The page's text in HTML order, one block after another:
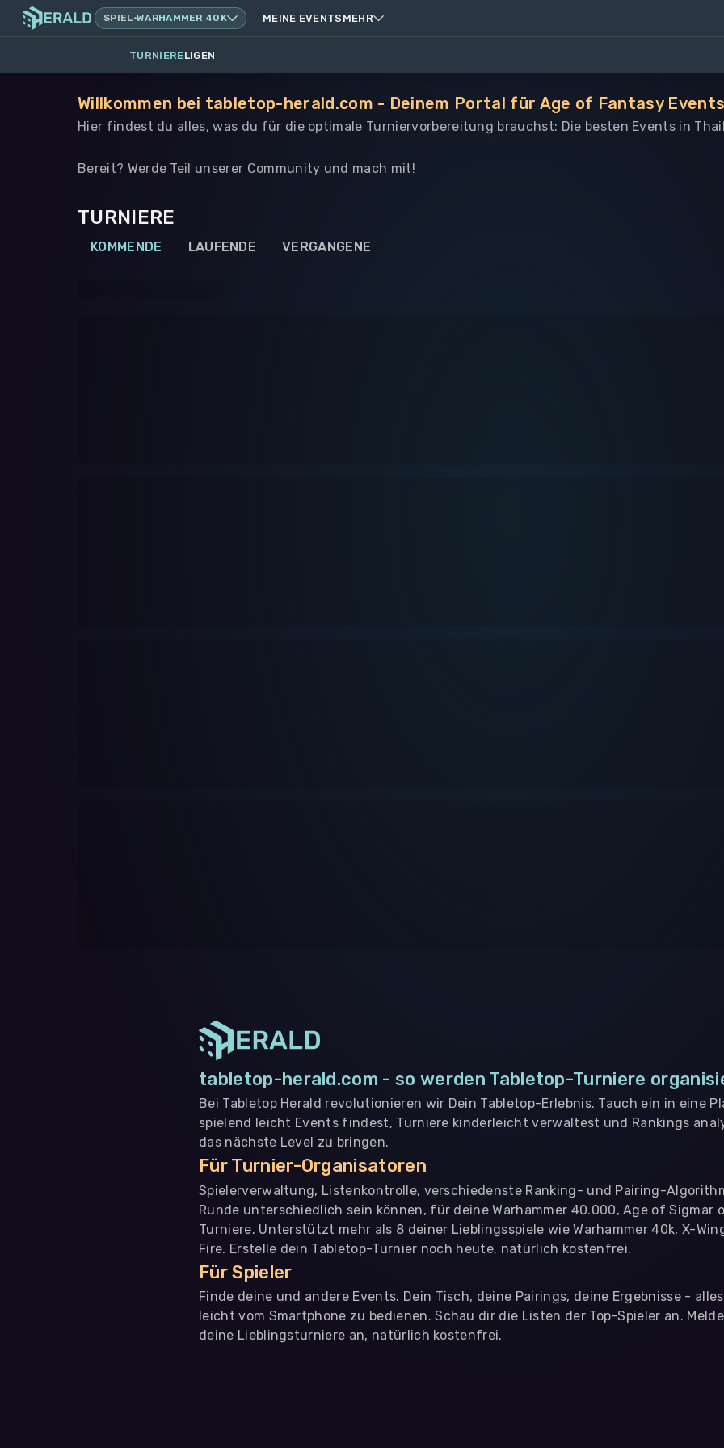
SPIEL·WARHAMMER 40K MEINE EVENTS MEHR
TURNIERELIGEN
Willkommen bei tabletop-herald.com - Deinem Portal für Age of Fantasy
Hier findest du alles, was du für die optimale Turniervorbereitung brauchst: Die besten Events in
Bereit? Werde Teil unserer Community und mach mit!
TURNIERE
KOMMENDE LAUFENDE VERGANGENE
tabletop-herald.com - so werden Tabletop-Turniere
Bei Tabletop Herald revolutionieren wir Dein Tabletop-Erlebnis. Tauch ein in eine
spielend leicht Events findest, Turniere kinderleicht verwaltest und Rankings
das nächste Level zu bringen.
Für Turnier-Organisatoren
Spielerverwaltung, Listenkontrolle, verschiedenste Ranking- und Pairing-
Runde unterschiedlich sein können, für deine Warhammer 40.000, Age of Sigmar
Turniere. Unterstützt mehr als 8 deiner Lieblingsspiele wie Warhammer 40k, X-
Fire. Erstelle dein Tabletop-Turnier noch heute, natürlich kostenfrei.
Für Spieler
Finde deine und andere Events. Dein Tisch, deine Pairings, deine Ergebnisse -
leicht vom Smartphone zu bedienen. Schau dir die Listen der Top-Spieler an.
deine Lieblingsturniere an, natürlich kostenfrei.